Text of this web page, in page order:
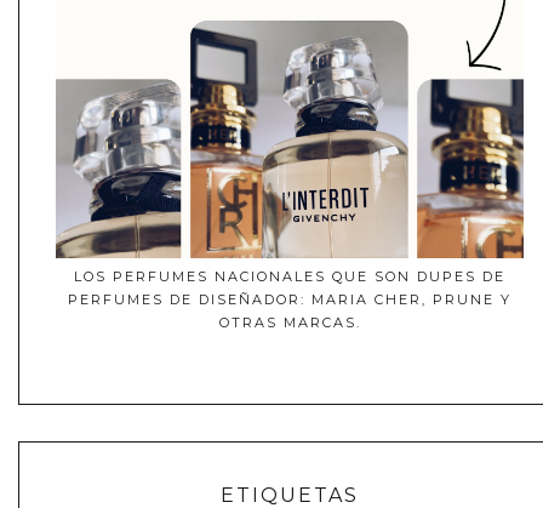
LOS PERFUMES NACIONALES QUE SON DUPES DE
PERFUMES DE DISEÑADOR: MARIA CHER, PRUNE Y
OTRAS MARCAS.
ETIQUETAS